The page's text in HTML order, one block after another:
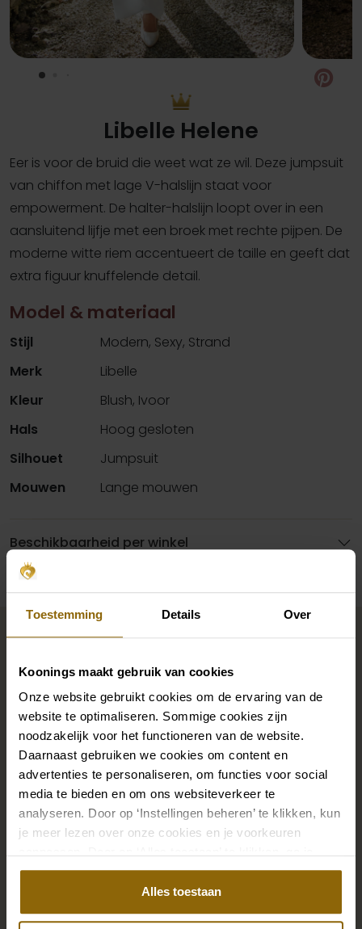
Toestemming Details Over
Koonings maakt gebruik van cookies
Onze website gebruikt cookies om de ervaring van de
website te optimaliseren. Sommige cookies zijn
noodzakelijk voor het functioneren van de website.
Daarnaast gebruiken we cookies om content en
advertenties te personaliseren, om functies voor social
media te bieden en om ons websiteverkeer te
analyseren. Door op ‘Instellingen beheren’ te klikken, kun
je meer lezen over onze cookies en je voorkeuren
akkoord met het gebruik van alle cookies.
Alles toestaan
Libelle Helene
Eer is voor de bruid die weet wat ze wil. Deze jumpsuit
van chiffon met lage V-halslijn staat voor
empowerment. De halter-halslijn loopt over in een
aansluitend lijfje met een broek met rechte pijpen. De
moderne witte riem accentueert de taille en geeft dat
extra figuur knuffelende detail.
Model & materiaal
Stijl
Modern, Sexy, Strand
Merk
Libelle
Kleur
Blush, Ivoor
Hals
Hoog gesloten
Silhouet
Jumpsuit
Mouwen
Lange mouwen
Beschikbaarheid per winkel
Maak jouw bridallook
De perfecte trouwschoenen voor onder je trouwjurk,
maar ook kettingen, armbanden en oorbellen die
precies bij je bruidsjurk passen of een prachtige sluier,
haarband of haarspeld voor je bruidskapsel: jouw
bruidslook is pas af met bijpassende accessoires. Met
onze grote accessoire winkel met accessoires voor
jouw jurk of trouwkostuum.
Ga naar accessoires